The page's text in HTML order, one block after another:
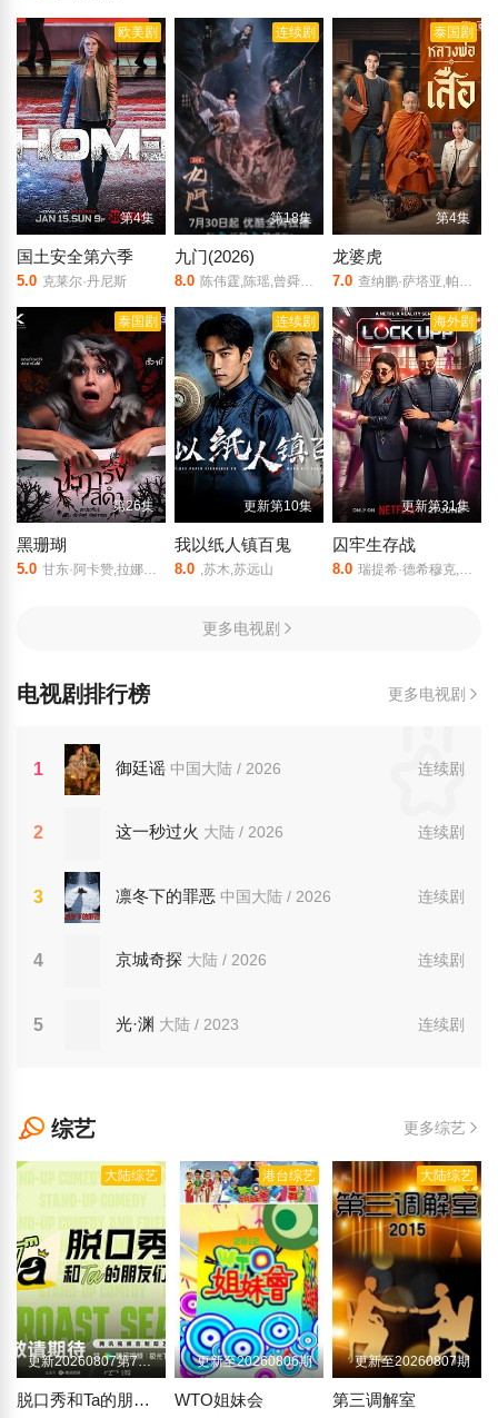
欧美剧
第4集
国土安全第六季
5.0 克莱尔·丹尼斯
连续剧
第18集
九门(2026)
8.0 陈伟霆,陈瑶,曾舜晞,王茂蕾,王奕婷,李乃文,释小龙,应灏铭,季肖冰,胡耘豪,徐正溪,章涛,王祖一,刘畅,杨钧丞,杨昊博,陈鸿锦,吴圣麒,林秋楠,扈帷,雷丰瑞
泰国剧
第4集
龙婆虎
7.0 查纳鹏·萨塔亚,帕塔查雅·平莎莫,维察亚蓬·亚姆萨德,Tide·Ekkapun·Bunluerit,Thanutsaluk·Hudson,Ndol·Knin
泰国剧
第26集
黑珊瑚
5.0 甘东·阿卡赞,拉娜帕·翁塔娜特
连续剧
更新第10集
我以纸人镇百鬼
8.0 ,苏木,苏远山
海外剧
更新第31集
囚牢生存战
8.0 瑞提希·德希穆克,法拉·可汗
更多电视剧
电视剧排行榜 更多电视剧
1 连续剧
御廷谣 中国大陆 / 2026
2 连续剧
这一秒过火 大陆 / 2026
3 连续剧
凛冬下的罪恶 中国大陆 / 2026
4 连续剧
京城奇探 大陆 / 2026
5 连续剧
光·渊 大陆 / 2023
综艺 更多综艺
大陆综艺
更新20260807第7期上
脱口秀和Ta的朋友们 第三季
港台综艺
更新至20260806期
WTO姐妹会
大陆综艺
更新至20260807期
第三调解室